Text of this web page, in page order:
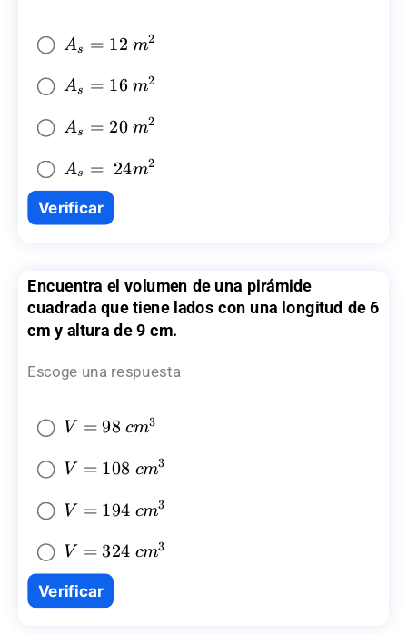
A_{s}=12~
As = 12 m2
A_{s}=16~
As = 16 m2
A_{s}=20~
As = 20 m2
A_{s}=~24{{m}^2}
As = 24m2
Verificar
Encuentra el volumen de una pirámide
cuadrada que tiene lados con una longitud de 6
cm y altura de 9 cm.
Escoge una respuesta
V=98~
V = 98 cm3
V=108~
V = 108 cm3
V=194~
V = 194 cm3
V=324~
{{cm}^3}
V = 324 cm3
Verificar